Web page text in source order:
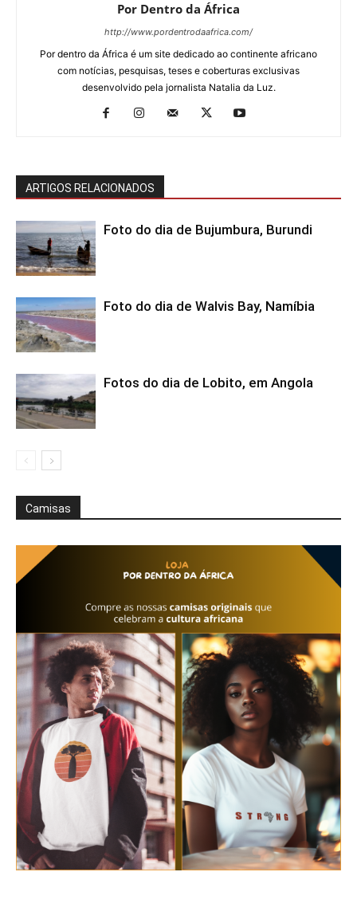
Por Dentro da África
http://www.pordentrodaafrica.com/
Por dentro da África é um site dedicado ao continente africano
com notícias, pesquisas, teses e coberturas exclusivas
desenvolvido pela jornalista Natalia da Luz.
ARTIGOS RELACIONADOS
Foto do dia de Bujumbura, Burundi
Foto do dia de Walvis Bay, Namíbia
Fotos do dia de Lobito, em Angola
Camisas